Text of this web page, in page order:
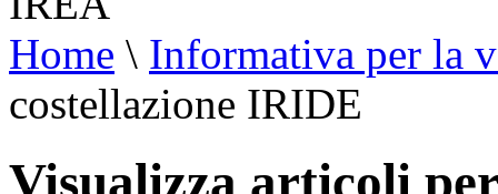
Home \ Informativa per la
costellazione IRIDE
Visualizza articoli